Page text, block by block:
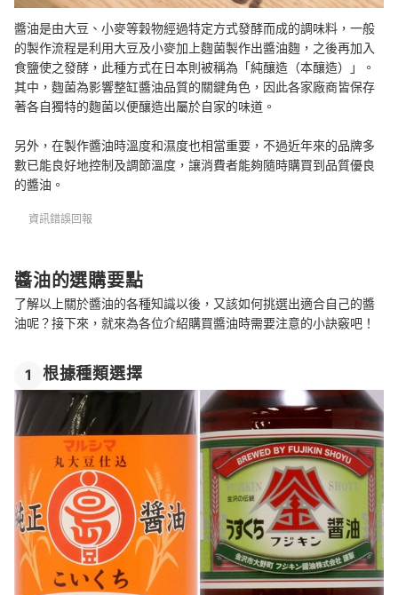
醬油是由大豆、小麥等穀物經過特定方式發酵而成的調味料，一般
的製作流程是利用大豆及小麥加上麴菌製作出醬油麴，之後再加入
食鹽使之發酵，此種方式在日本則被稱為「純釀造（本釀造）」。
其中，麴菌為影響整缸醬油品質的關鍵角色，因此各家廠商皆保存
著各自獨特的麴菌以便釀造出屬於自家的味道。
另外，在製作醬油時溫度和濕度也相當重要，不過近年來的品牌多
數已能良好地控制及調節溫度，讓消費者能夠隨時購買到品質優良
的醬油。
資訊錯誤回報
醬油的選購要點
了解以上關於醬油的各種知識以後，又該如何挑選出適合自己的醬
油呢？接下來，就來為各位介紹購買醬油時需要注意的小訣竅吧！
1 根據種類選擇